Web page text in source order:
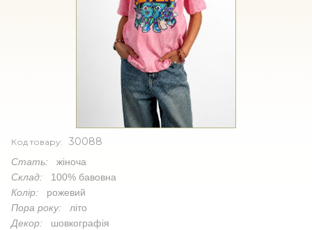
Код товару: 30088
Стать: жіноча
Склад: 100% бавовна
Колір: рожевий
Пора року: літо
Декор: шовкографія